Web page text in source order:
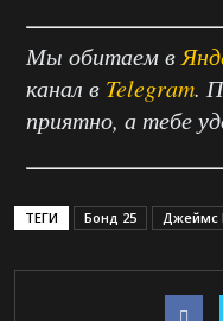
Мы обитаем в
канал в Telegram.
приятно, а тебе
ТЕГИ Бонд 25 Джеймс